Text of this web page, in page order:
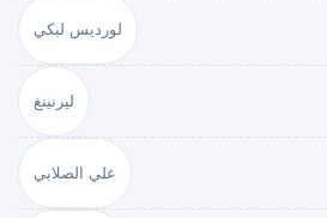
لورديس لبكي
ليرنينغ
علي الصلابي